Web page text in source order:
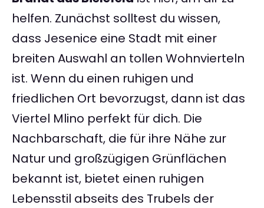
helfen. Zunächst solltest du wissen,
dass Jesenice eine Stadt mit einer
breiten Auswahl an tollen Wohnvierteln
ist. Wenn du einen ruhigen und
friedlichen Ort bevorzugst, dann ist das
Viertel Mlino perfekt für dich. Die
Nachbarschaft, die für ihre Nähe zur
Natur und großzügigen Grünflächen
bekannt ist, bietet einen ruhigen
Lebensstil abseits des Trubels der